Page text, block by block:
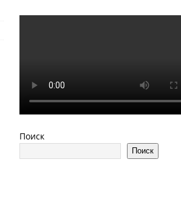
Поиск
Поиск